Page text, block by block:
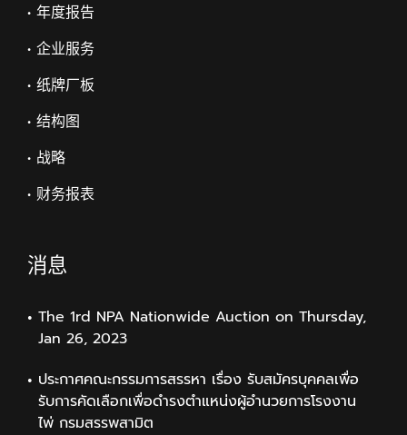
• 年度报告
• 企业服务
• 纸牌厂板
• 结构图
• 战略
• 财务报表
消息
The 1rd NPA Nationwide Auction on Thursday,
Jan 26, 2023
ประกาศคณะกรรมการสรรหา เรื่อง รับสมัครบุคคลเพื่อ
รับการคัดเลือกเพื่อดำรงตำแหน่งผู้อำนวยการโรงงาน
ไพ่ กรมสรรพสามิต